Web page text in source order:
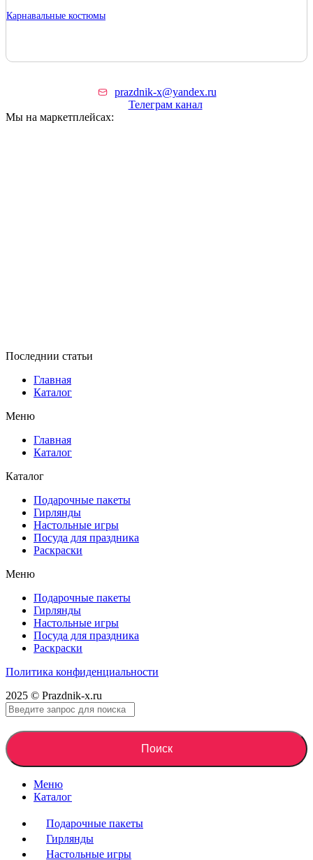
Карнавальные костюмы
prazdnik-x@yandex.ru
Телеграм канал
Мы на маркетплейсах:
Последнии статьи
Главная
Каталог
Меню
Главная
Каталог
Каталог
Подарочные пакеты
Гирлянды
Настольные игры
Посуда для праздника
Раскраски
Меню
Подарочные пакеты
Гирлянды
Настольные игры
Посуда для праздника
Раскраски
Политика конфиденциальности
2025 © Prazdnik-x.ru
Поиск
Меню
Каталог
Подарочные пакеты
Гирлянды
Настольные игры